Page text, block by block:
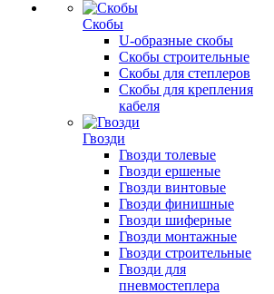
Скобы
U-образные скобы
Скобы строительные
Скобы для степлеров
Скобы для крепления
кабеля
Гвозди
Гвозди толевые
Гвозди ершеные
Гвозди винтовые
Гвозди финишные
Гвозди шиферные
Гвозди монтажные
Гвозди строительные
Гвозди для
пневмостеплера